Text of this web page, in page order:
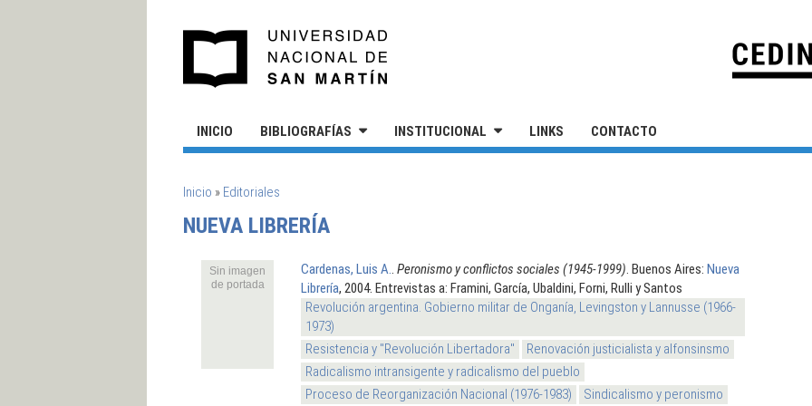
INICIO BIBLIOGRAFÍAS INSTITUCIONAL LINKS CONTACTO
SE ENCUENTRA USTED AQUÍ
Inicio » Editoriales
NUEVA LIBRERÍA
Sin imagen
de portada
Cardenas, Luis A. Peronismo y conflictos sociales (1945-1999) . Buenos Aires: Nueva
Librería, 2004. Entrevistas a: Framini, García, Ubaldini, Forni, Rulli y Santos
Revolución argentina. Gobierno militar de Onganía, Levingston y Lannusse (1966-
1973)
Resistencia y "Revolución Libertadora"
Renovación justicialista y alfonsinsmo
Radicalismo intransigente y radicalismo del pueblo
Proceso de Reorganización Nacional (1976-1983)
Sindicalismo y peronismo